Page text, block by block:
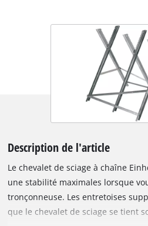
Description de l'article
Le chevalet de sciage à chaîne
une stabilité maximales lorsque
tronçonneuse. Les entretoises
que le chevalet de sciage se tient